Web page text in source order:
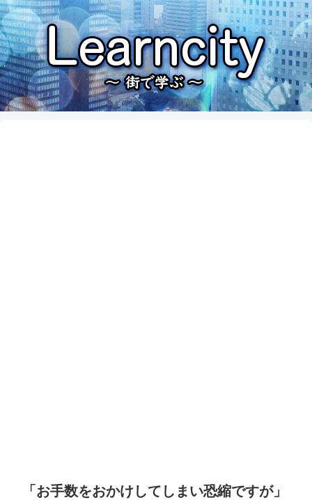
「お手数をおかけしてしまい恐縮ですが」